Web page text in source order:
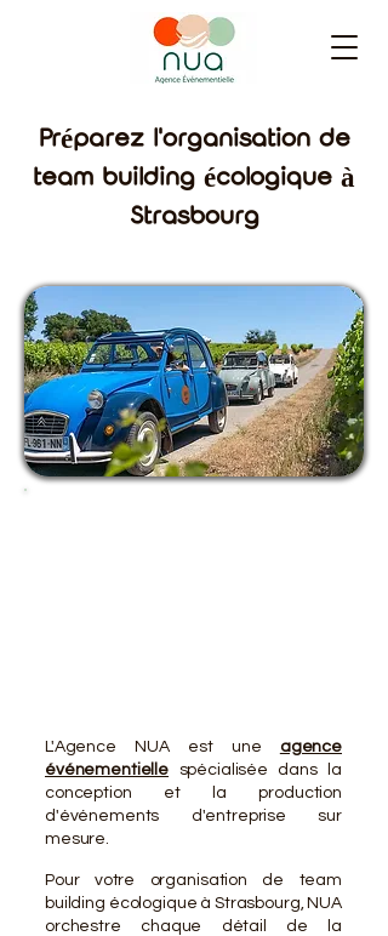
Préparez l'organisation de
team building écologique à
Strasbourg
L'Agence NUA est une agence
événementielle
spécialisée dans la
conception et la production
d'événements d'entreprise sur
mesure.
Pour votre organisation de team
building écologique à Strasbourg, NUA
orchestre chaque détail de la